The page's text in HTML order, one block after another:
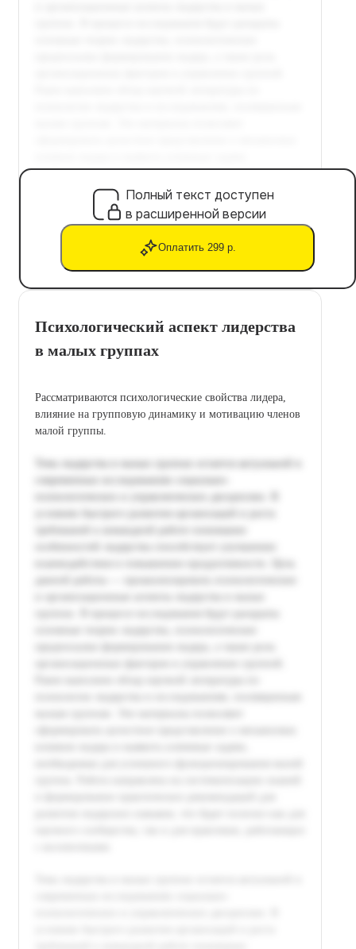
Полный текст доступен
в расширенной версии
Оплатить 299 р.
Психологический аспект лидерства
в малых группах
Рассматриваются психологические свойства лидера,
влияние на групповую динамику и мотивацию членов
малой группы.